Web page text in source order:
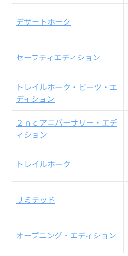
デザートホーク
セーフティエディション
トレイルホーク・ビーツ・エ
ディション
２ｎｄアニバーサリー・エデ
ィション
トレイルホーク
リミテッド
オープニング・エディション